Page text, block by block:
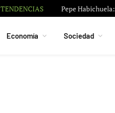
TENDENCIAS Pepe
Economía Sociedad